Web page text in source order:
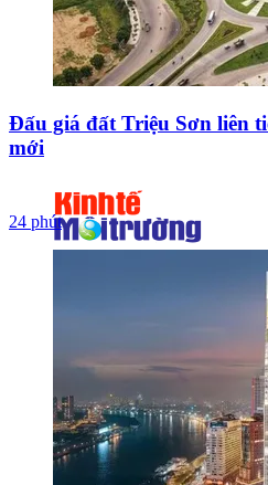
Đấu giá đất Triệu Sơn liên
mới
24 phút